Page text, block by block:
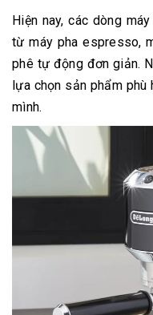
Hiện nay, các dòng
từ máy pha espresso,
phê tự động đơn giản.
lựa chọn sản phẩm
mình.